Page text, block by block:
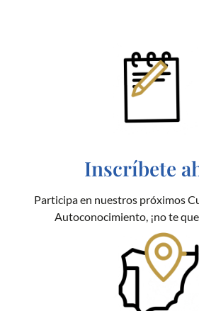
Inscríbete
Participa en nuestros próximos
Autoconocimiento, ¡no te